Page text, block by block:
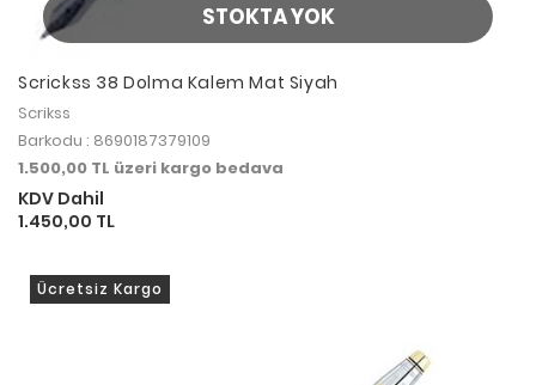
STOKTA YOK
Scrickss 38 Dolma Kalem Mat Siyah
Scrikss
Barkodu : 8690187379109
1.500,00 TL üzeri kargo bedava
KDV Dahil
1.450,00 TL
Ücretsiz Kargo